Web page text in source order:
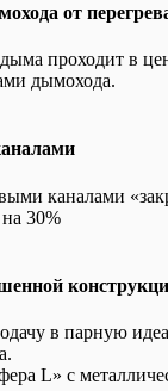
от
проходит в
дымохода.
каналами
30%
в парную